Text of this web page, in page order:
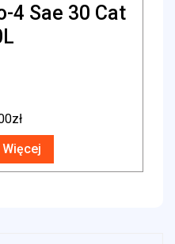
4 Sae 30 Cat
zł